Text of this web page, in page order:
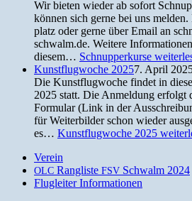
Wir bieten wieder ab sofort
kön­nen sich gerne bei uns
platz oder gerne über Email an
schwalm.de. Weit­ere
diesem… Schnupperkurse
Kunstflugwoche 20257. April
Die Kun­st­flug­woche find­et in
2025 statt. Die Anmel­dung erfol­gt
For­mu­lar (Link in der
für Weit­er­bilder schon wieder
es… Kunstflugwoche 2025
Verein
OLC Rangliste FSV Schwalm 2024
Flugleiter Informationen